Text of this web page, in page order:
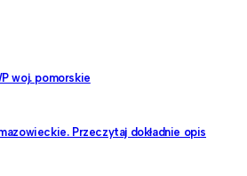
woj. pomorskie
Przeczytaj dokładnie opis